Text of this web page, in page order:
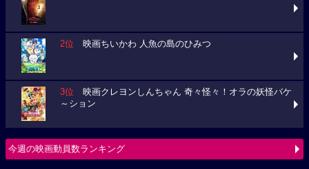
2位 映画ちいかわ 人魚の島のひみつ
3位 映画クレヨンしんちゃん 奇々怪々！オラの妖怪バケ
～ション
今週の映画動員数ランキング